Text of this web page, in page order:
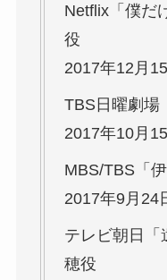
Netflix「僕だ
役
2017年12月
TBS日曜劇場
2017年10月
MBS/TBS「
2017年9月24
テレビ朝日
穂役